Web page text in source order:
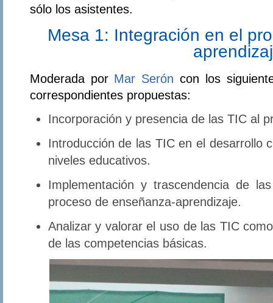
sólo los asistentes.
Mesa 1: Integración en el
Moderada por Mar Serón con los
correspondientes propuestas:
Incorporación y presencia de las TIC al
Introducción de las TIC en el desarrollo
niveles educativos.
Implementación y trascendencia de
proceso de enseñanza-aprendizaje.
Analizar y valorar el uso de las TIC
de las competencias básicas.